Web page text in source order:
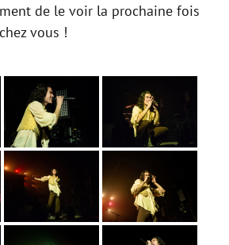
de le voir la prochaine fois
vous !